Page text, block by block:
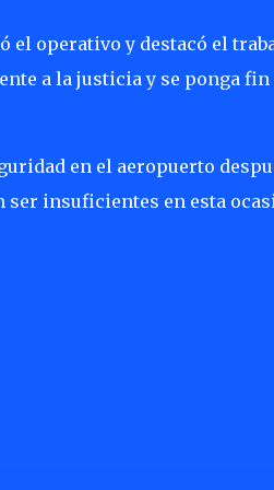
el operativo y destacó el
a la justicia y se ponga fin
en el aeropuerto
ser insuficientes en esta